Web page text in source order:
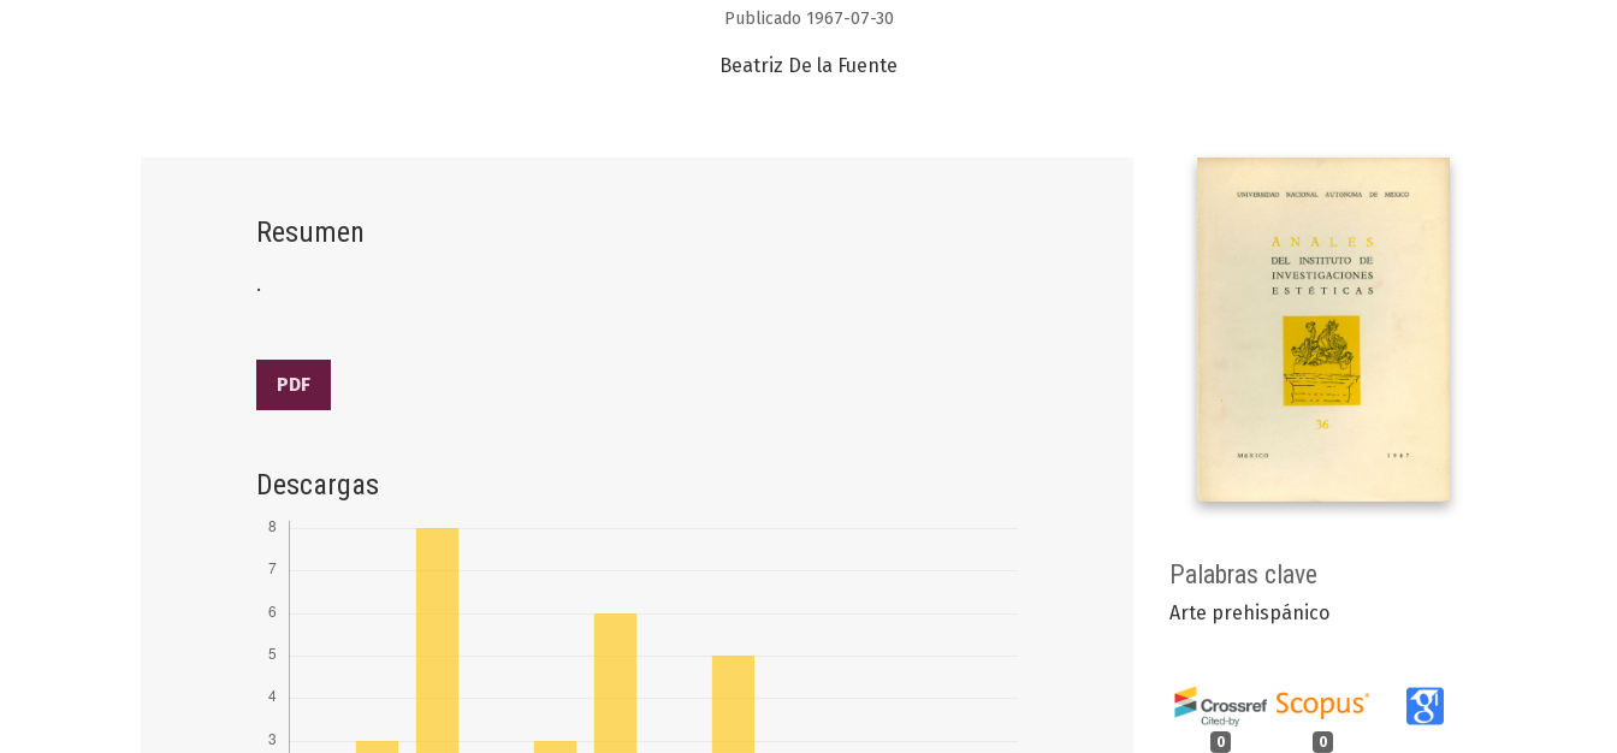
Publicado 1967-07-30
Beatriz De la Fuente
Palabras clave
Arte prehispánico
0 0
Resumen
.
PDF
Descargas